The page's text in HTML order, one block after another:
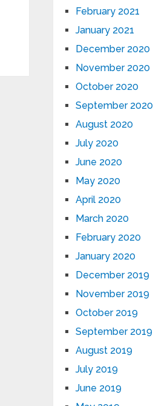
February 2021
January 2021
December 2020
November 2020
October 2020
September 2020
August 2020
July 2020
June 2020
May 2020
April 2020
March 2020
February 2020
January 2020
December 2019
November 2019
October 2019
September 2019
August 2019
July 2019
June 2019